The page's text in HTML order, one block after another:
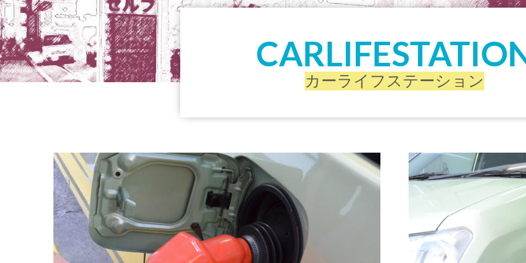
カーライフステーション